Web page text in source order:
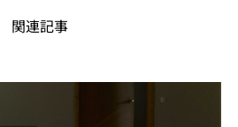
関連記事